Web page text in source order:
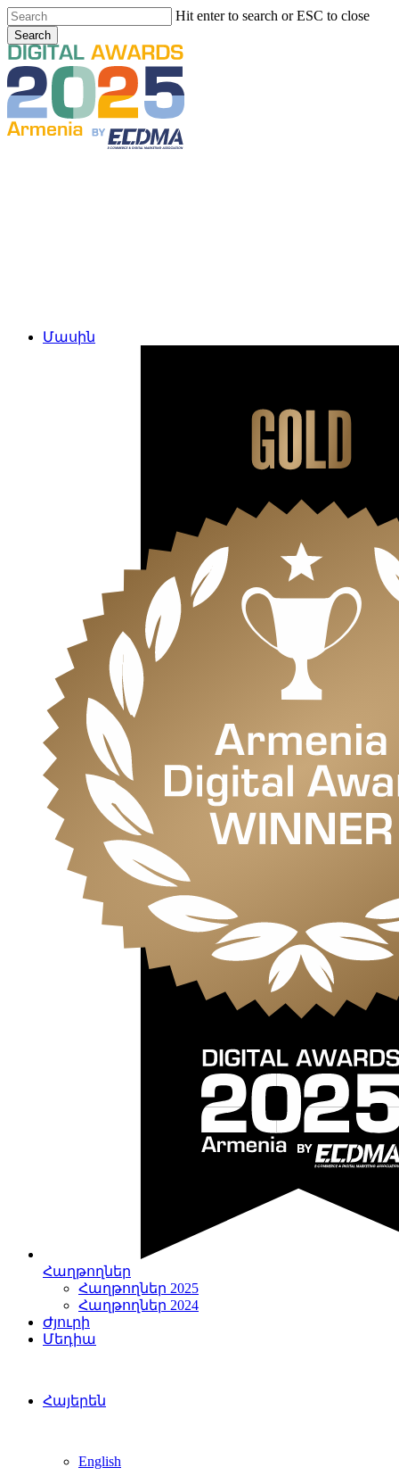
Skip
to
main
content
Hit enter to search or ESC to close
Search
Close
Search
Menu Մասին
Հաղթողներ
Հաղթողներ 2025
Հաղթողներ 2024
Ժյուրի
Մեդիա
Հայերեն
English